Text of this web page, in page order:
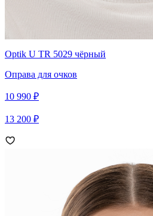
Optik U TR 5029 чёрный
Оправа для очков
10 990 ₽
13 200 ₽